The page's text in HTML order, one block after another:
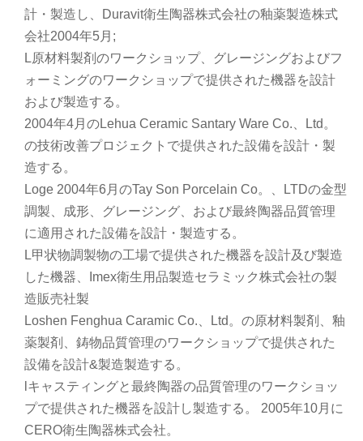
計・製造し、Duravit衛生陶器株式会社の釉薬製造株式
会社2004年5月;
L原材料製剤のワークショップ、グレージングおよびフ
ォーミングのワークショップで提供された機器を設計
および製造する。
2004年4月のLehua Ceramic Santary Ware Co.、Ltd。
の技術改善プロジェクトで提供された設備を設計・製
造する。
Loge 2004年6月のTay Son Porcelain Co。、LTDの金型
調製、成形、グレージング、および最終陶器品質管理
に適用された設備を設計・製造する。
L甲状物調製物の工場で提供された機器を設計及び製造
した機器、Imex衛生用品製造セラミック株式会社の製
造販売社製
Loshen Fenghua Caramic Co.、Ltd。の原材料製剤、釉
薬製剤、鋳物品質管理のワークショップで提供された
設備を設計&製造製造する。
lキャスティングと最終陶器の品質管理のワークショッ
プで提供された機器を設計し製造する。 2005年10月に
CERO衛生陶器株式会社。